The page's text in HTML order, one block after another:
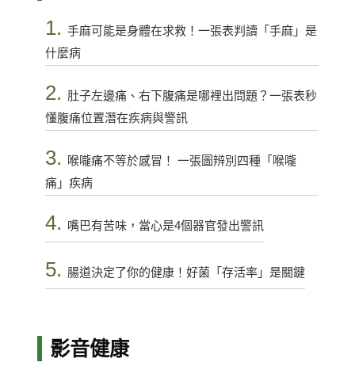
1. 手麻可能是身體在求救！一張表判讀「手麻」是
什麼病
2. 肚子左邊痛、右下腹痛是哪裡出問題？一張表秒
懂腹痛位置潛在疾病與警訊
3.
喉嚨痛不等於感冒！ 一張圖辨別四種「喉嚨
痛」疾病
4. 嘴巴有苦味，當心是4個器官發出警訊
5. 腸道決定了你的健康！好菌「存活率」是關鍵
影音健康